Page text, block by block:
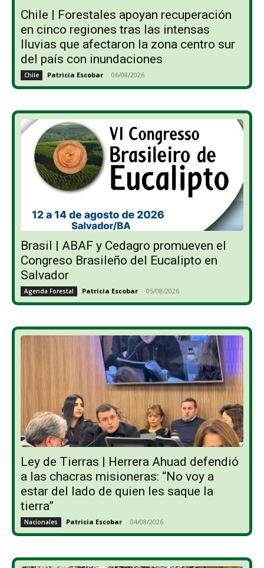
Chile | Forestales apoyan recuperación
en cinco regiones tras las intensas
lluvias que afectaron la zona centro sur
del país con inundaciones
Chile Patricia Escobar - 06/08/2026
Brasil | ABAF y Cedagro promueven el
Congreso Brasileño del Eucalipto en
Salvador
Agenda Forestal Patricia Escobar - 05/08/2026
Ley de Tierras | Herrera Ahuad defendió
a las chacras misioneras: “No voy a
estar del lado de quien les saque la
tierra”
Nacionales Patricia Escobar - 04/08/2026